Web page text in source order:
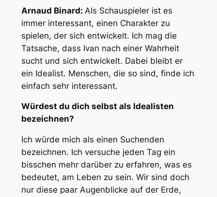
Arnaud Binard: Als Schauspieler ist es
immer interessant, einen Charakter zu
spielen, der sich entwickelt. Ich mag die
Tatsache, dass Ivan nach einer Wahrheit
sucht und sich entwickelt. Dabei bleibt er
ein Idealist. Menschen, die so sind, finde ich
einfach sehr interessant.
Würdest du dich selbst als Idealisten
bezeichnen?
Ich würde mich als einen Suchenden
bezeichnen. Ich versuche jeden Tag ein
bisschen mehr darüber zu erfahren, was es
bedeutet, am Leben zu sein. Wir sind doch
nur diese paar Augenblicke auf der Erde,